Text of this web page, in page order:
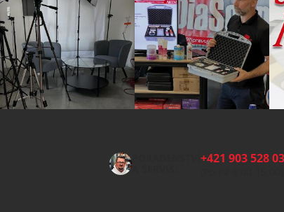
PORADENSTVÍ+421 903 528